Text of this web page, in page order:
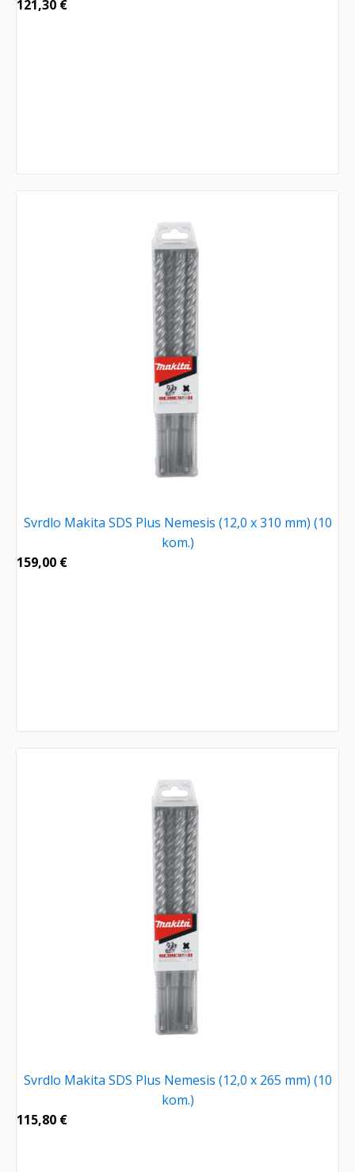
121,30 €
Svrdlo Makita SDS Plus Nemesis (12,0 x 310 mm) (10
kom.)
159,00 €
Svrdlo Makita SDS Plus Nemesis (12,0 x 265 mm) (10
kom.)
115,80 €